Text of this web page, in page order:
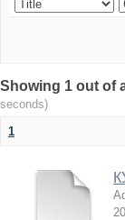
Showing 1 out of
seconds)
1